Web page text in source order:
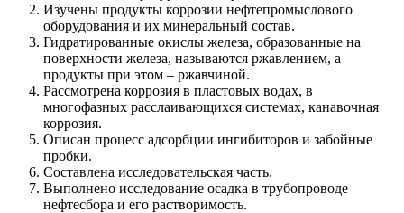
Изучены продукты коррозии нефтепромыслового
оборудования и их минеральный состав.
Гидратированные окислы железа, образованные на
поверхности железа, называются ржавлением, а
продукты при этом – ржавчиной.
Рассмотрена коррозия в пластовых водах, в
многофазных расслаивающихся системах, канавочная
коррозия.
Описан процесс адсорбции ингибиторов и забойные
пробки.
Составлена исследовательская часть.
Выполнено исследование осадка в трубопроводе
нефтесбора и его растворимость.